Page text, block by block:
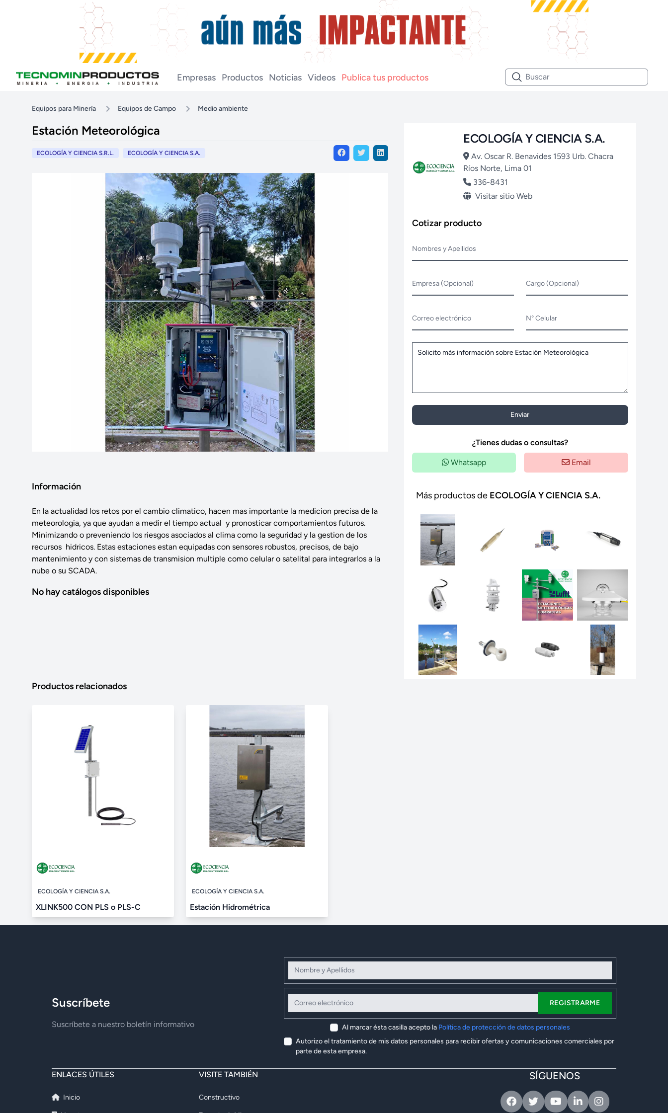
Empresas Productos Noticias Videos Publica tus productos
Equipos para Minería Equipos de Campo Medio ambiente
Estación Meteorológica
ECOLOGÍA Y CIENCIA S.R.L. ECOLOGÍA Y CIENCIA S.A.
Información
En la actualidad los retos por el cambio climatico, hacen mas importante la medicion precisa de la
meteorologia, ya que ayudan a medir el tiempo actual y pronosticar comportamientos futuros.
Minimizando o preveniendo los riesgos asociados al clima como la seguridad y la gestion de los
recursos hidricos. Estas estaciones estan equipadas con sensores robustos, precisos, de bajo
mantenimiento y con sistemas de transmision multiple como celular o satelital para integrarlos a la
nube o su SCADA.
No hay catálogos disponibles
ECOLOGÍA Y CIENCIA S.A.
Av. Oscar R. Benavides 1593 Urb. Chacra
Ríos Norte, Lima 01
336-8431
Visitar sitio Web
Cotizar producto
Nombres y Apellidos
Empresa (Opcional) Cargo (Opcional)
Correo electrónico N° Celular
Enviar
¿Tienes dudas o consultas?
Whatsapp Email
Más productos de ECOLOGÍA Y CIENCIA S.A.
Productos relacionados
ECOLOGÍA Y CIENCIA S.A.
XLINK500 CON PLS o PLS-C
ECOLOGÍA Y CIENCIA S.A.
Estación Hidrométrica
Suscríbete
Suscríbete a nuestro boletín informativo
Nombre y Apellidos
Correo electrónico
REGISTRARME
Al marcar ésta casilla acepto la Política de protección de datos personales
Autorizo el tratamiento de mis datos personales para recibir ofertas y comunicaciones comerciales por
parte de esta empresa.
ENLACES ÚTILES
Inicio
VISITE TAMBIÉN
Constructivo
SÍGUENOS
FacebookTwitterYoutubeLinkedinInstagram